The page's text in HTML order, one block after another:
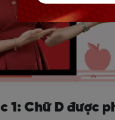
1: Chữ D được